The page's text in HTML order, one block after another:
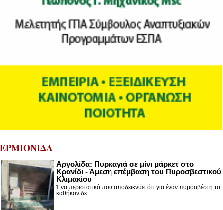
ΕΡΜΙΟΝΙΔΑ
Αργολίδα: Πυρκαγιά σε μίνι μάρκετ στο
Κρανίδι - Άμεση επέμβαση του Πυροσβεστικού
Κλιμακίου
Ένα περιστατικό που αποδεικνύει ότι για έναν πυροσβέστη το
καθήκον δε...